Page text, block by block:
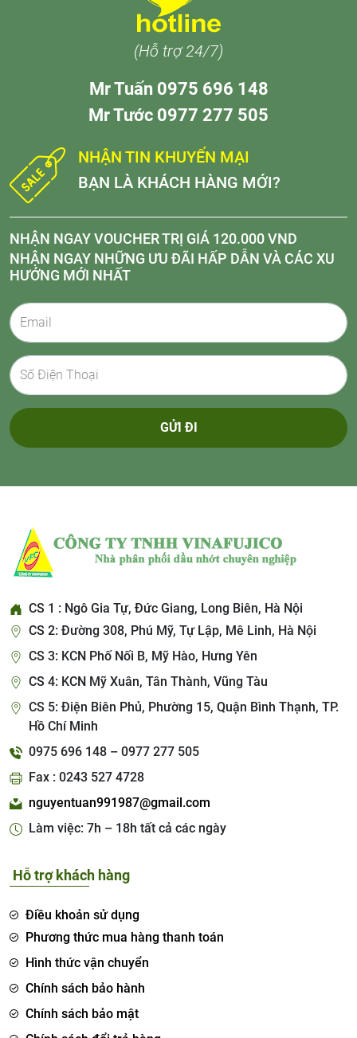
(Hỗ trợ 24/7)
Mr Tuấn 0975 696 148
Mr Tước 0977 277 505
NHẬN TIN KHUYẾN MẠI
BẠN LÀ KHÁCH HÀNG MỚI?
NHẬN NGAY VOUCHER TRỊ GIÁ 120.000 VND
NHẬN NGAY NHỮNG ƯU ĐÃI HẤP DẪN VÀ CÁC XU
HƯỚNG MỚI NHẤT
GỬI ĐI
CS 1 : Ngô Gia Tự, Đức Giang, Long Biên, Hà Nội
CS 2: Đường 308, Phú Mỹ, Tự Lập, Mê Linh, Hà Nội
CS 3: KCN Phố Nối B, Mỹ Hào, Hưng Yên
CS 4: KCN Mỹ Xuân, Tân Thành, Vũng Tàu
CS 5: Điện Biên Phủ, Phường 15, Quận Bình Thạnh, TP.
Hồ Chí Minh
0975 696 148 – 0977 277 505
Fax : 0243 527 4728
nguyentuan991987@gmail.com
Làm việc: 7h – 18h tất cả các ngày
Hỗ trợ khách hàng
Điều khoản sử dụng
Phương thức mua hàng thanh toán
Hình thức vận chuyển
Chính sách bảo hành
Chính sách bảo mật